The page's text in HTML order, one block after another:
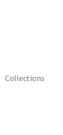
Collections